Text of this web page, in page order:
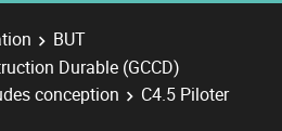
BUT
Durable (GCCD)
conception
C4.5 Piloter